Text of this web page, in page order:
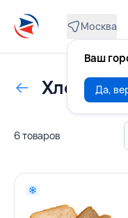
Москва
Ваш
Да,
Хлеб
6 товаров